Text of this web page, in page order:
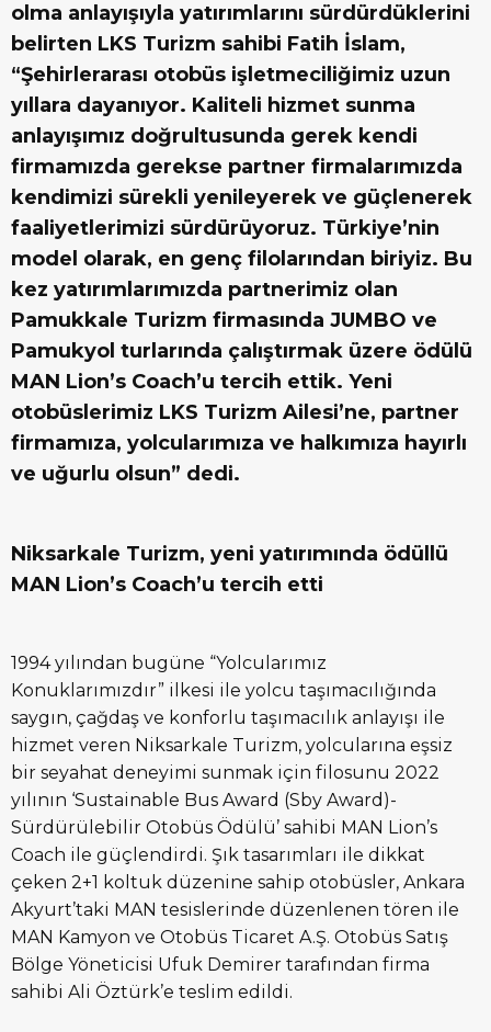
olma anlayışıyla yatırımlarını sürdürdüklerini
belirten LKS Turizm sahibi Fatih İslam,
“Şehirlerarası otobüs işletmeciliğimiz uzun
yıllara dayanıyor. Kaliteli hizmet sunma
anlayışımız doğrultusunda gerek kendi
firmamızda gerekse partner firmalarımızda
kendimizi sürekli yenileyerek ve güçlenerek
faaliyetlerimizi sürdürüyoruz. Türkiye’nin
model olarak, en genç filolarından biriyiz. Bu
kez yatırımlarımızda partnerimiz olan
Pamukkale Turizm firmasında JUMBO ve
Pamukyol turlarında çalıştırmak üzere ödülü
MAN Lion’s Coach’u tercih ettik. Yeni
otobüslerimiz LKS Turizm Ailesi’ne, partner
firmamıza, yolcularımıza ve halkımıza hayırlı
ve uğurlu olsun” dedi.
Niksarkale Turizm, yeni yatırımında ödüllü
MAN Lion’s Coach’u tercih etti
1994 yılından bugüne “Yolcularımız
Konuklarımızdır” ilkesi ile yolcu taşımacılığında
saygın, çağdaş ve konforlu taşımacılık anlayışı ile
hizmet veren Niksarkale Turizm, yolcularına eşsiz
bir seyahat deneyimi sunmak için filosunu 2022
yılının ‘Sustainable Bus Award (Sby Award)-
Sürdürülebilir Otobüs Ödülü’ sahibi MAN Lion’s
Coach ile güçlendirdi. Şık tasarımları ile dikkat
çeken 2+1 koltuk düzenine sahip otobüsler, Ankara
Akyurt’taki MAN tesislerinde düzenlenen tören ile
MAN Kamyon ve Otobüs Ticaret A.Ş. Otobüs Satış
Bölge Yöneticisi Ufuk Demirer tarafından firma
sahibi Ali Öztürk’e teslim edildi.